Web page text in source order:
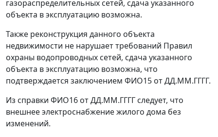
газораспределительных сетей, сдача указанного
объекта в эксплуатацию возможна.
Также реконструкция данного объекта
недвижимости не нарушает требований Правил
охраны водопроводных сетей, сдача указанного
объекта в эксплуатацию возможна, что
подтверждается заключением ФИО15 от ДД.ММ.ГГГГ.
Из справки ФИО16 от ДД.ММ.ГГГГ следует, что
внешнее электроснабжение жилого дома без
изменений.